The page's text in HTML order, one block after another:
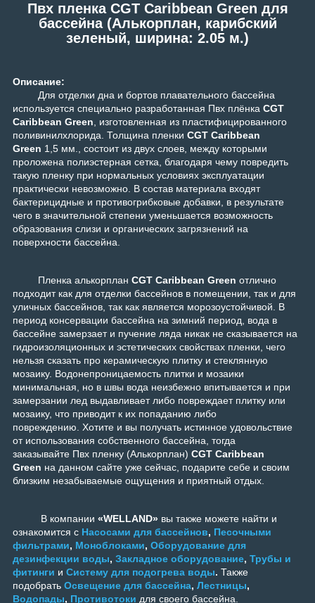
Пвх пленка CGT Caribbean Green для
бассейна (Алькорплан, карибский
зеленый, ширина: 2.05 м.)
Описание:
Для отделки дна и бортов плавательного бассейна
используется специально разработанная Пвх плёнка CGT
Caribbean Green, изготовленная из пластифицированного
поливинилхлорида. Толщина пленки CGT Caribbean
Green 1,5 мм., состоит из двух слоев, между которыми
проложена полиэстерная сетка, благодаря чему повредить
такую пленку при нормальных условиях эксплуатации
практически невозможно. В состав материала входят
бактерицидные и противогрибковые добавки, в результате
чего в значительной степени уменьшается возможность
образования слизи и органических загрязнений на
поверхности бассейна.
Пленка алькорплан CGT Caribbean Green отлично
подходит как для отделки бассейнов в помещении, так и для
уличных бассейнов, так как является морозоустойчивой. В
период консервации бассейна на зимний период, вода в
бассейне замерзает и пучение ляда никак не сказывается на
гидроизоляционных и эстетических свойствах пленки, чего
нельзя сказать про керамическую плитку и стеклянную
мозаику. Водонепроницаемость плитки и мозаики
минимальная, но в швы вода неизбежно впитывается и при
замерзании лед выдавливает либо повреждает плитку или
мозаику, что приводит к их попаданию либо
повреждению. Хотите и вы получать истинное удовольствие
от использования собственного бассейна, тогда
заказывайте Пвх пленку (Алькорплан) CGT Caribbean
Green на данном сайте уже сейчас, подарите себе и своим
близким незабываемые ощущения и приятный отдых.
В компании «WELLAND» вы также можете найти и
ознакомится с Насосами для бассейнов, Песочными
фильтрами, Моноблоками, Оборудование для
дезинфекции воды, Закладное оборудование, Трубы и
фитинги и Систему для подогрева воды. Также
подобрать Освещение для бассейна, Лестницы,
Водопады, Противотоки для своего бассейна.